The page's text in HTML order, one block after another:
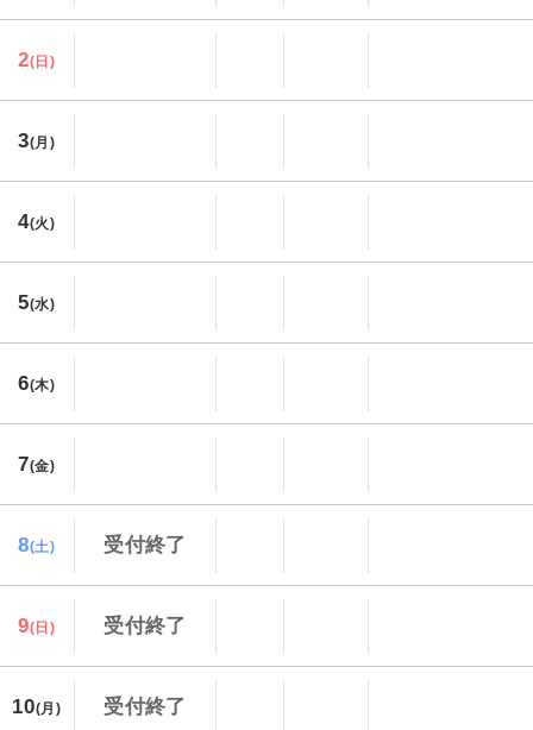
2(日)
3(月)
4(火)
5(水)
6(木)
7(金)
8(土) 受付終了
9(日) 受付終了
10(月) 受付終了